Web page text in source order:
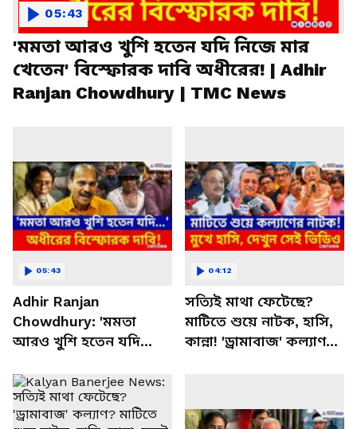
'মমতা আরও খুশি হতেন যদি নিজে মার
খেতেন' বিস্ফোরক দাবি অধীরের! | Adhir
Ranjan Chowdhury | TMC News
05:43
Adhir Ranjan
Chowdhury: 'মমতা
আরও খুশি হতেন যদি
বিস্ফোরক দাবি অধীরের!
05:43
সত্যিই মাথা ফেটেছে?
মাটিতে শুয়ে নাটক, হাসি,
কান্না! 'ড্রামাবাজ' কল্যাণ? |
04:12